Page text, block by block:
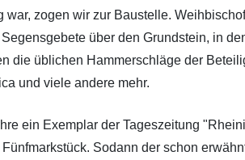
zogen wir zur Baustelle.
über den Grundstein, in
die üblichen Hammerschläge der
und viele andere mehr.
ein Exemplar der Tageszeitung
Sodann der schon